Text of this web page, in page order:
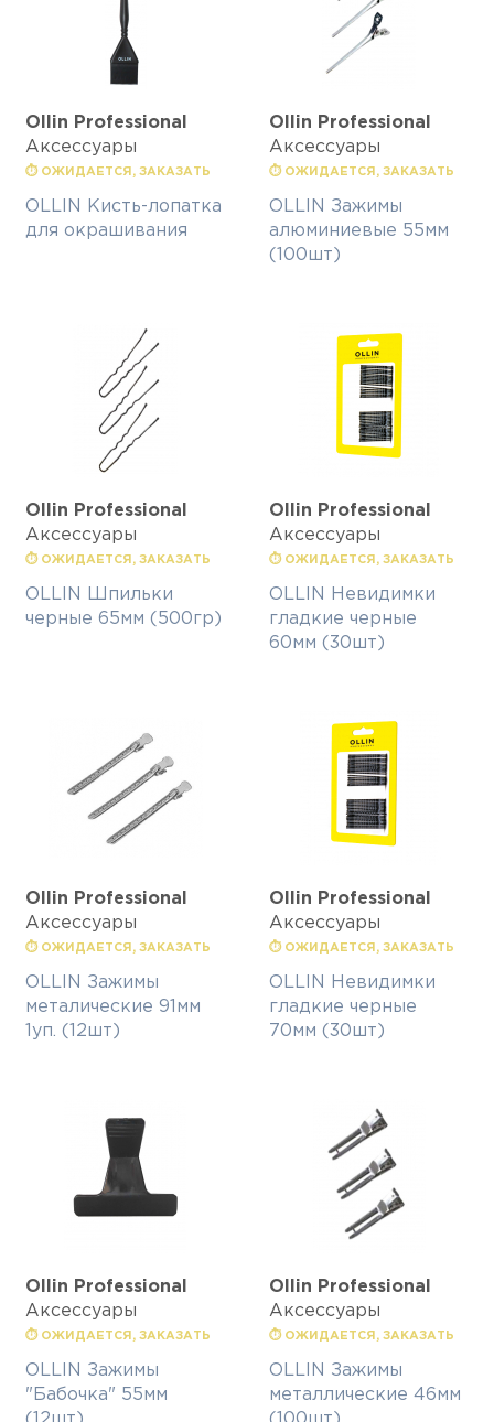
Ollin Professional
Аксессуары
⏱ ОЖИДАЕТСЯ, ЗАКАЗАТЬ
OLLIN Кисть-лопатка
для окрашивания
Ollin Professional
Аксессуары
⏱ ОЖИДАЕТСЯ, ЗАКАЗАТЬ
OLLIN Зажимы
алюминиевые 55мм
(100шт)
Ollin Professional
Аксессуары
⏱ ОЖИДАЕТСЯ, ЗАКАЗАТЬ
OLLIN Шпильки
черные 65мм (500гр)
Ollin Professional
Аксессуары
⏱ ОЖИДАЕТСЯ, ЗАКАЗАТЬ
OLLIN Невидимки
гладкие черные
60мм (30шт)
Ollin Professional
Аксессуары
⏱ ОЖИДАЕТСЯ, ЗАКАЗАТЬ
OLLIN Зажимы
металические 91мм
1уп. (12шт)
Ollin Professional
Аксессуары
⏱ ОЖИДАЕТСЯ, ЗАКАЗАТЬ
OLLIN Невидимки
гладкие черные
70мм (30шт)
Ollin Professional
Аксессуары
⏱ ОЖИДАЕТСЯ, ЗАКАЗАТЬ
OLLIN Зажимы
"Бабочка" 55мм
Ollin Professional
Аксессуары
⏱ ОЖИДАЕТСЯ, ЗАКАЗАТЬ
OLLIN Зажимы
металлические 46мм